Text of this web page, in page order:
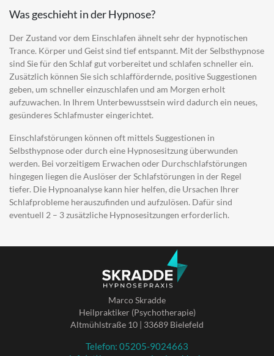
Was geschieht in der Hypnose?
Der Zustand vor dem Einschlafen ähnelt sehr der hypnotischen
Trance. Körper und Geist sind tief entspannt. Mit der Selbsthypnose
sind Sie für den Schlaf gut vorbereitet und schlafen schneller ein.
Zusätzlich können Sie sich schlaffördernde, positive Suggestionen
geben, um schneller einzuschlafen und am Morgen erholt
aufzuwachen. In Ihrem Unterbewusstsein wird dadurch ein neues,
gesünderes Schlafmuster eingerichtet.
Einschlafstörungen können oft mittels Suggestionen in
Selbsthypnose oder durch eine Hypnosesitzung überwunden
werden. Bei vorzeitigem Erwachen oder Durchschlafstörungen
hingegen liegen die Auslöser der Schlafstörungen in der Regel
tiefer. Die Hypnoanalyse kann hier helfen, die Ursachen Ihrer
Schlafprobleme herauszufinden und aufzulösen. Dafür sind
eventuell 2 – 3 zusätzliche Hypnosesitzungen erforderlich.
Marco Skradde
Heilpraktiker (Psychotherapie)
Altmühlstraße 10 | 33689 Bielefeld
Telefon: 05205-9024663